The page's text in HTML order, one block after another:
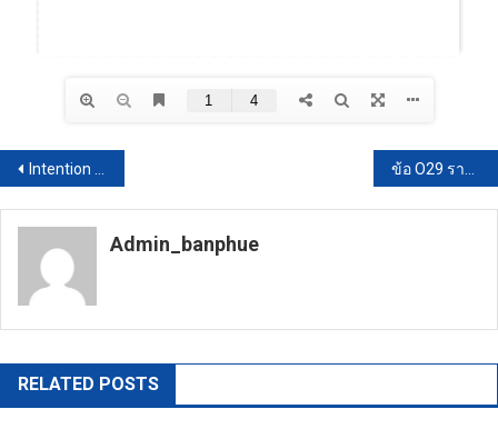
แนะแนว
เรื่อง
Intention to not accept any kind of gifts from performing duties (No Gift Policy)
Admin_banphue
RELATED POSTS